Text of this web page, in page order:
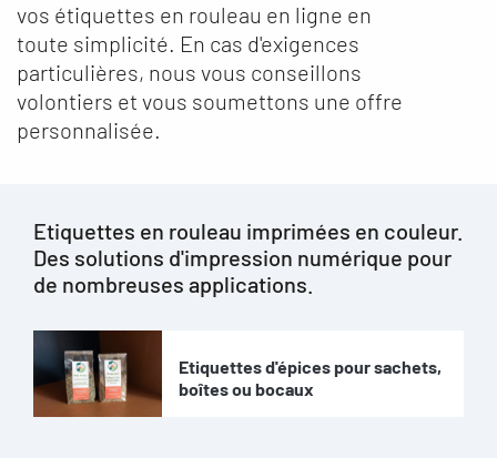
vos étiquettes en rouleau en ligne en
toute simplicité. En cas d'exigences
particulières, nous vous conseillons
volontiers et vous soumettons une offre
personnalisée.
Etiquettes en rouleau imprimées en couleur.
Des solutions d'impression numérique pour
de nombreuses applications.
Etiquettes d'épices pour sachets,
boîtes ou bocaux